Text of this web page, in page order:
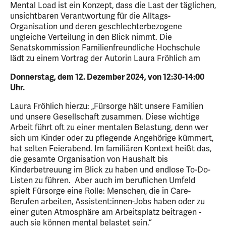
Mental Load ist ein Konzept, dass die Last der täglichen,
unsichtbaren Verantwortung für die Alltags-
Organisation und deren geschlechterbezogene
ungleiche Verteilung in den Blick nimmt. Die
Senatskommission Familienfreundliche Hochschule
lädt zu einem Vortrag der Autorin Laura Fröhlich am
Donnerstag, dem 12. Dezember 2024, von 12:30-14:00
Uhr.
Laura Fröhlich hierzu: „Fürsorge hält unsere Familien
und unsere Gesellschaft zusammen. Diese wichtige
Arbeit führt oft zu einer mentalen Belastung, denn wer
sich um Kinder oder zu pflegende Angehörige kümmert,
hat selten Feierabend. Im familiären Kontext heißt das,
die gesamte Organisation von Haushalt bis
Kinderbetreuung im Blick zu haben und endlose To-Do-
Listen zu führen. Aber auch im beruflichen Umfeld
spielt Fürsorge eine Rolle: Menschen, die in Care-
Berufen arbeiten, Assistent:innen-Jobs haben oder zu
einer guten Atmosphäre am Arbeitsplatz beitragen -
auch sie können mental belastet sein.“